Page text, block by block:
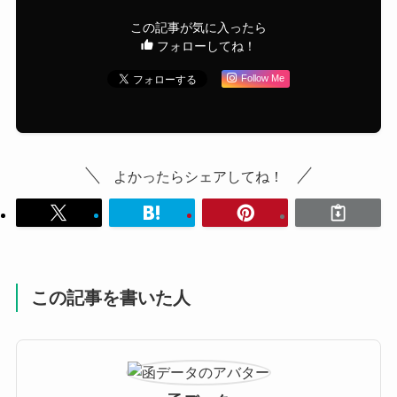
この記事が気に入ったら
フォローしてね！
Follow Me
よかったらシェアしてね！
この記事を書いた人